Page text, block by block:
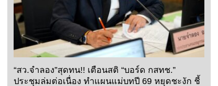
“สว.จำลอง”สุดทน!! เตือนสติ “บอร์ด กสทช.”
ประชุมล่มต่อเนื่อง ทำแผนแม่บทปี 69 หยุดชะงัก ชี้